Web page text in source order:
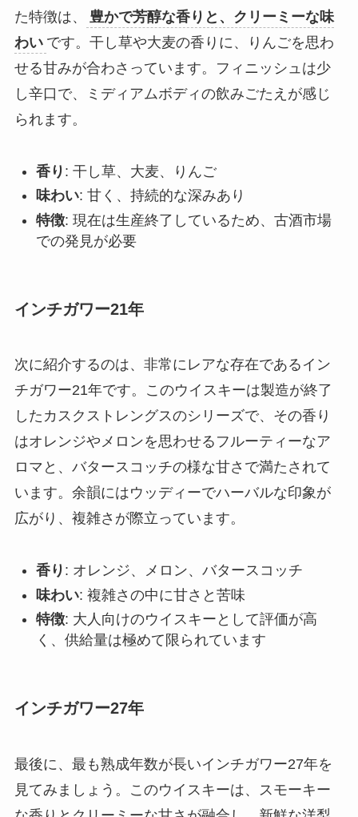
た特徴は、
豊かで芳醇な香りと、クリーミーな味
わい です。干し草や大麦の香りに、りんごを思わ
せる甘みが合わさっています。フィニッシュは少
し辛口で、ミディアムボディの飲みごたえが感じ
られます。
香り : 干し草、大麦、りんご
味わい: 甘く、持続的な深みあり
特徴: 現在は生産終了しているため、古酒市場
での発見が必要
インチガワー21年
次に紹介するのは、非常にレアな存在であるイン
チガワー21年です。このウイスキーは製造が終了
したカスクストレングスのシリーズで、その香り
はオレンジやメロンを思わせるフルーティーなア
ロマと、バタースコッチの様な甘さで満たされて
います。余韻にはウッディーでハーバルな印象が
広がり、複雑さが際立っています。
香り : オレンジ、メロン、バタースコッチ
味わい: 複雑さの中に甘さと苦味
特徴: 大人向けのウイスキーとして評価が高
く、供給量は極めて限られています
インチガワー27年
最後に、最も熟成年数が長いインチガワー27年を
見てみましょう。このウイスキーは、スモーキー